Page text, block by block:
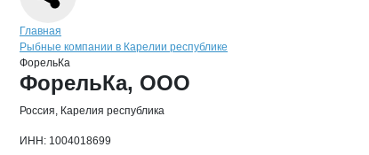
Навигация по сайту
Главная
Рыбные компании в Карелии республике
ФорельКа
Основная информация о компании
ФорельКа, ООО
Россия, Карелия республика
ИНН: 1004018699